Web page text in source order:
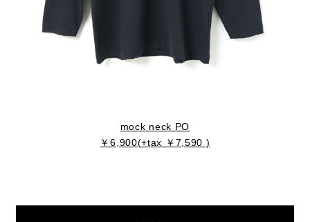
mock neck PO
￥6,900(+tax ￥7,590 )